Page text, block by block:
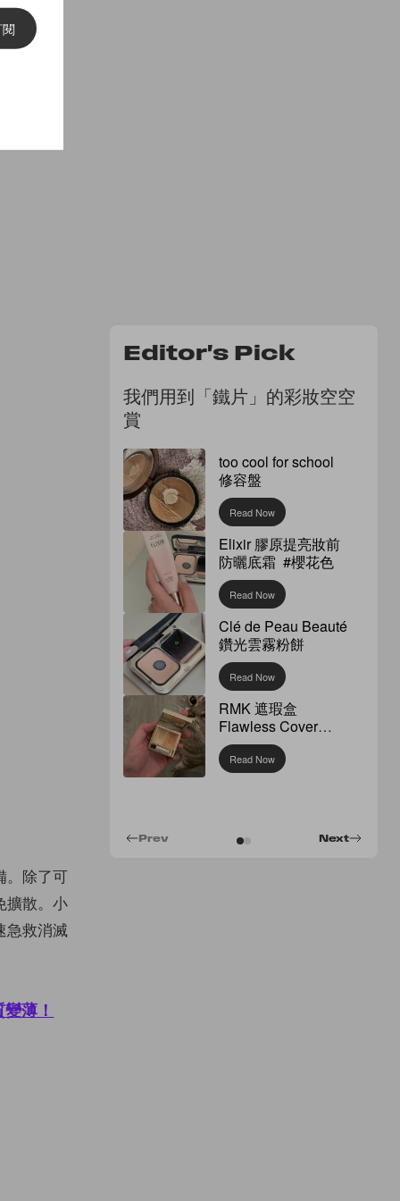
。除了可
擴散。小
急救消滅
薄！
Editor's Pick
我們用到「鐵片」的彩妝空空
賞
too cool for school
修容盤
Read Now
Elixir 膠原提亮妝前
防曬底霜 #櫻花色
Read Now
Clé de Peau Beauté
鑽光雲霧粉餅
Read Now
RMK 遮瑕盒
Flawless Cover
Concealer
Read Now
Next
Prev